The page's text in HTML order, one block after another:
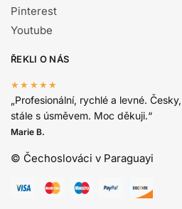
Pinterest
Youtube
ŘEKLI O NÁS
★★★★★
„Profesionální, rychlé a levné.
stále s úsměvem. Moc děkuji.“
Marie B.
© Čechoslováci v Paraguayi